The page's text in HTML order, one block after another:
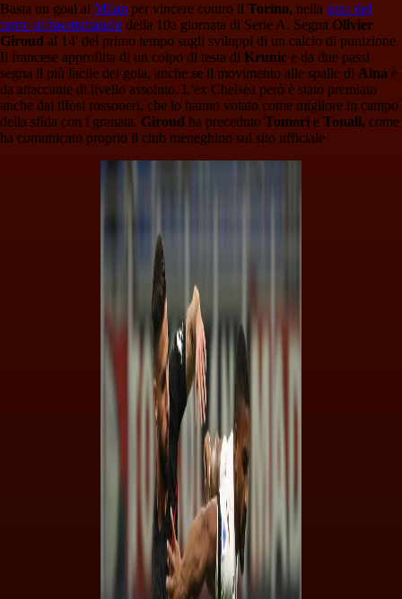
Basta un goal al Milan per vincere contro il Torino, nella gara del
turno infrasettimanale della 10a giornata di Serie A. Segna Olivier
Giroud al 14' del primo tempo sugli sviluppi di un calcio di punizione.
Il francese approfitta di un colpo di testa di Krunic e da due passi
segna il più facile dei gola, anche se il movimento alle spalle di Aina è
da attaccante di livello assoluto. L'ex Chelsea però è stato premiato
anche dai tifosi rossoneri, che lo hanno votato come migliore in campo
della sfida con i granata. Giroud ha preceduto Tomori e Tonali, come
ha comunicato proprio il club meneghino sul sito ufficiale